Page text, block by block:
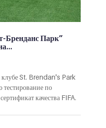
Бренданс Парк”
St. Brendan's Park
по
качества FIFA.